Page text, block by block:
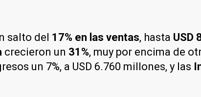
salto del 17% en las ventas, hasta USD
crecieron un 31%, muy por encima de
un 7%, a USD 6.760 millones, y las